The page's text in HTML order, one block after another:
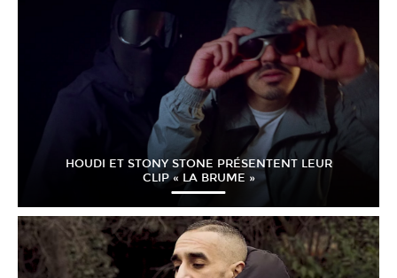
HOUDI ET STONY STONE PRÉSENTENT LEUR
CLIP « LA BRUME »